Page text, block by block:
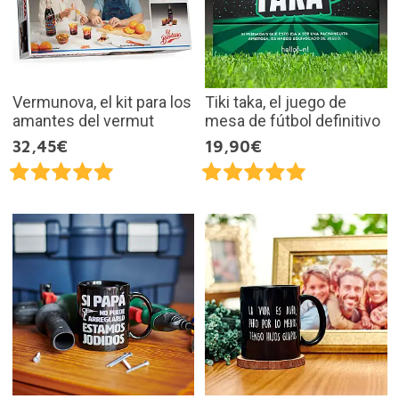
Vermunova, el kit para los
amantes del vermut
32,45€
Tiki taka, el juego de
mesa de fútbol definitivo
19,90€